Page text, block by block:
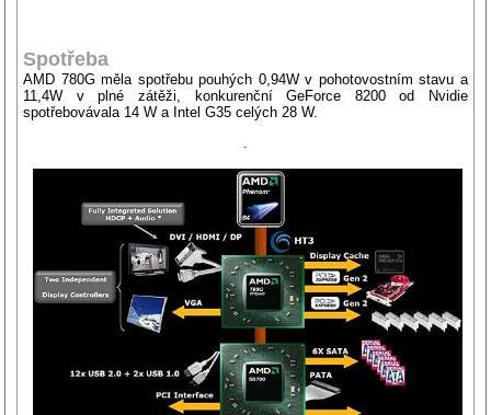
Spotřeba
AMD 780G měla spotřebu pouhých 0,94W v pohotovostním stavu a
11,4W v plné zátěži, konkurenční GeForce 8200 od Nvidie
spotřebovávala 14 W a Intel G35 celých 28 W.
.